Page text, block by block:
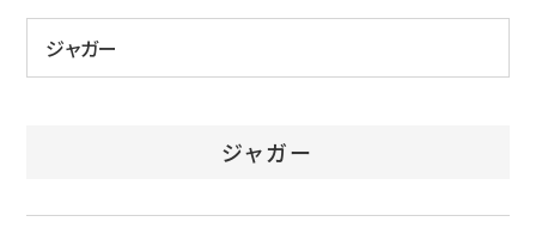
会社概要
お問い合わせ
ジャガー